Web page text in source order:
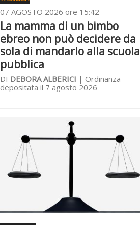
07 AGOSTO 2026 ore 15:42
La mamma di un bimbo
ebreo non può decidere da
sola di mandarlo alla scuola
pubblica
DI DEBORA ALBERICI | Ordinanza
depositata il 7 agosto 2026